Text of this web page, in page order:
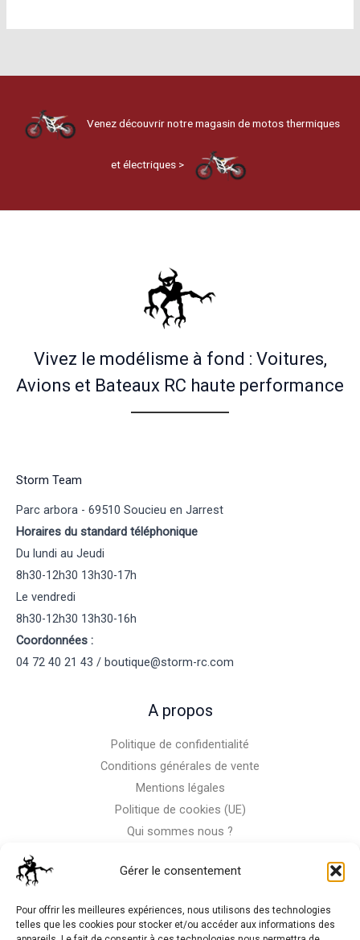
Gérer le consentement
Pour offrir les meilleures expériences, nous utilisons des technologies
telles que les cookies pour stocker et/ou accéder aux informations des
Venez découvrir notre magasin de motos thermiques
et électriques >
Vivez le modélisme à fond : Voitures,
Avions et Bateaux RC haute performance
Storm Team
Parc arbora - 69510 Soucieu en Jarrest
Horaires du standard téléphonique
Du lundi au Jeudi
8h30-12h30 13h30-17h
Le vendredi
8h30-12h30 13h30-16h
Coordonnées :
04 72 40 21 43 / boutique@storm-rc.com
A propos
Politique de confidentialité
Conditions générales de vente
Mentions légales
Politique de cookies (UE)
Qui sommes nous ?